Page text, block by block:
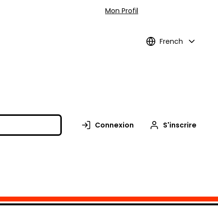
Mon Profil
French
Connexion S'inscrire